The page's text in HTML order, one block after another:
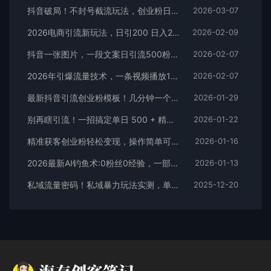
抖音破局！不封号截流玩法，创业粉日涨 200 + 实操指南 2026-03-07
2026电商引流新玩法，日引200 日入2500+ 2026-02-09
抖音一张图片，一段文案日引流500粉，新手小白，轻松上手 2026-02-07
2026年引爆流量技术，一条视频播放100W＋，无脑发，小白轻松上手 2026-02-07
最新抖音引流创业粉模板！几分钟一个视频，非常暴力，小白直接可上手操作！ 2026-01-29
别再瞎引流！一招搞定单日 500 + 精准粉，微信直接爆仓 2026-01-22
精准获客创业粉轻松变现，操作简单可放大，单日轻松3000+ 2026-01-16
2026最新AI钓鱼术:0粉丝0经验，一部手机就能开启赚钱模式 2026-01-13
私域流量密码！私域暴力玩法实测，单日 500 + 精准粉直接加满 2025-12-20